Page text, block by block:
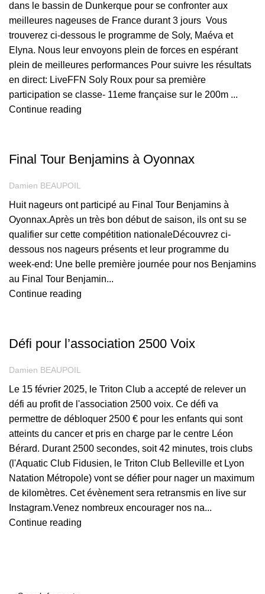
dans le bassin de Dunkerque pour se confronter aux
meilleures nageuses de France durant 3 jours Vous
trouverez ci-dessous le programme de Soly, Maéva et
Elyna. Nous leur envoyons plein de forces en espérant
plein de meilleures performances Pour suivre les résultats
en direct: LiveFFN Soly Roux pour sa première
participation se classe- 11eme française sur le 200m ...
Continue reading
Final Tour Benjamins à Oyonnax
Damien BEAUPOIL
Huit nageurs ont participé au Final Tour Benjamins à
Oyonnax.Après un très bon début de saison, ils ont su se
qualifier sur cette compétition nationaleDécouvrez ci-
dessous nos nageurs présents et leur programme du
week-end: Une belle première journée pour nos Benjamins
au Final Tour Benjamin...
Continue reading
Défi pour l’association 2500 Voix
Damien BEAUPOIL
Le 15 février 2025, le Triton Club a accepté de relever un
défi au profit de l'association 2500 voix. Ce défi va
permettre de débloquer 2500 € pour les enfants qui sont
atteints du cancer et pris en charge par le centre Léon
Bérard. Durant 2500 secondes, soit 42 minutes, trois clubs
(l'Aquatic Club Fidusien, le Triton Club Belleville et Lyon
Natation Métropole) vont se défier pour nager un maximum
de kilomètres. Cet évènement sera retransmis en live sur
Instagram.Venez nombreux encourager nos na...
Continue reading